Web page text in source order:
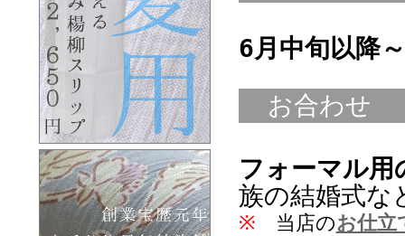
6月中旬以降
お合わせ
フォーマル用
族の結婚式な
※ 当店のお仕立